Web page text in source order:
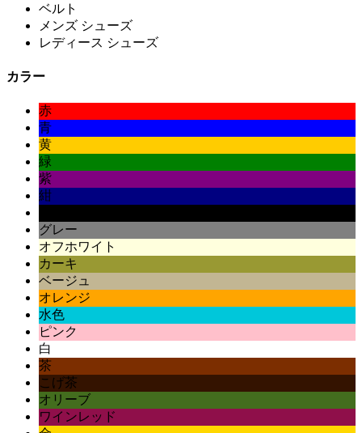
ベルト
メンズ シューズ
レディース シューズ
カラー
赤
青
黄
緑
紫
紺
グレー
オフホワイト
カーキ
ベージュ
オレンジ
水色
ピンク
白
茶
こげ茶
オリーブ
ワインレッド